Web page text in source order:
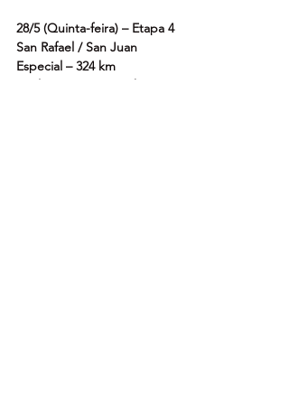
28/5 (Quinta-feira) – Etapa 4
San Rafael / San Juan
Especial – 324 km
Deslocamento – 310 km